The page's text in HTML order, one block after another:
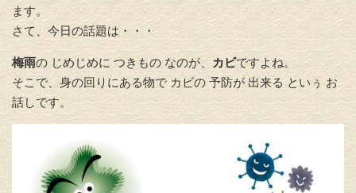
ます。
さて、今日の話題は・・・
梅雨の じめじめに つきもの なのが、 カビですよね。
そこで、身の回りにある物で カビの 予防が 出来る といぅ お
話しです。